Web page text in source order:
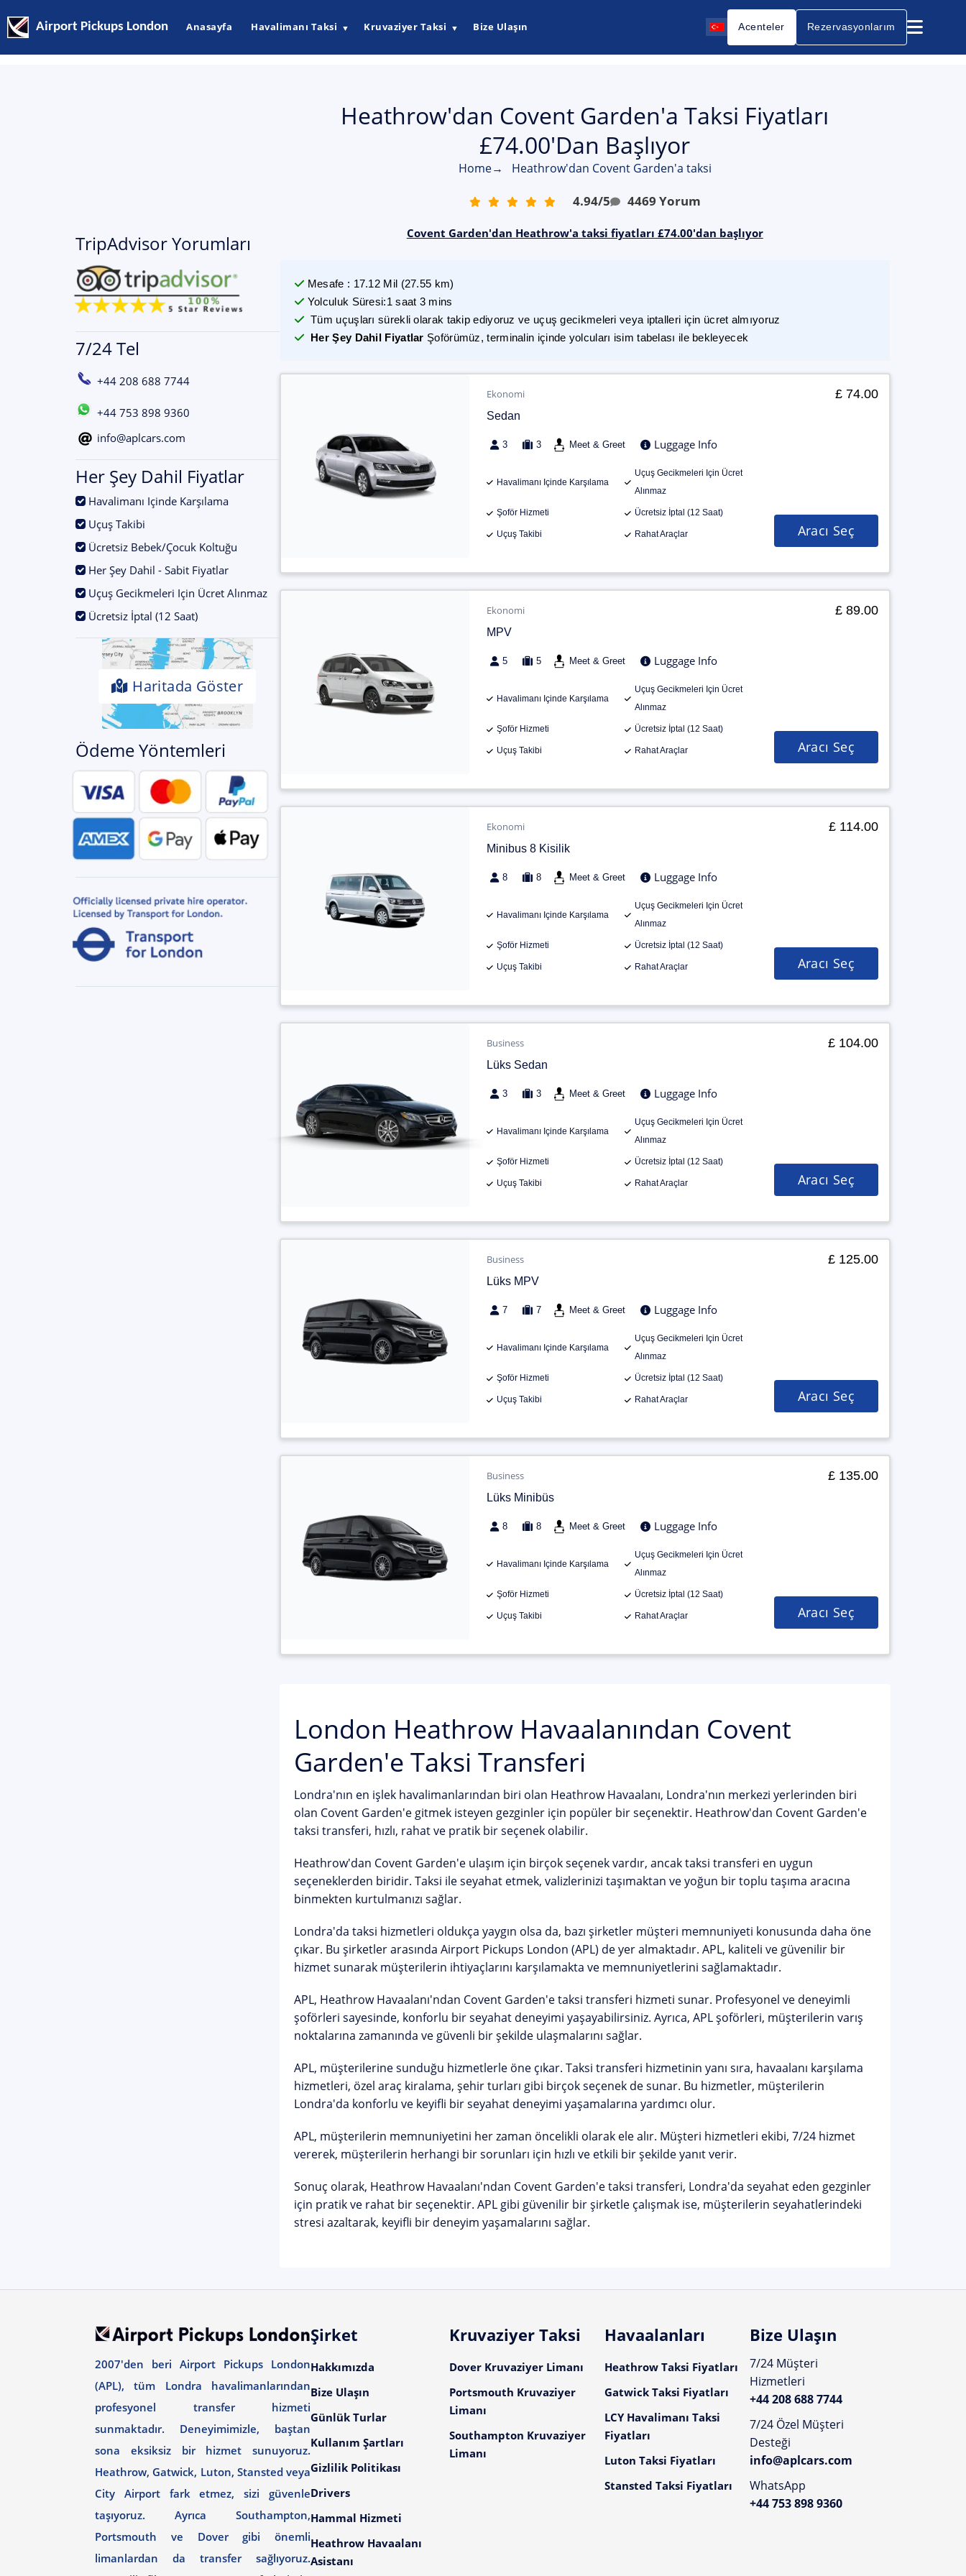
Airport Pickups London Anasayfa Havalimanı Taksi ▼ Kruvaziyer Taksi ▼ Bize Ulaşın Acenteler Rezervasyonlarım
TripAdvisor Yorumları
7/24 Tel
+44 208 688 7744
+44 753 898 9360
info@aplcars.com
Her Şey Dahil Fiyatlar
Havalimanı Içinde Karşılama
Uçuş Takibi
Ücretsiz Bebek/Çocuk Koltuğu
Her Şey Dahil - Sabit Fiyatlar
Uçuş Gecikmeleri Için Ücret Alınmaz
Ücretsiz İptal (12 Saat)
Haritada Göster
Ödeme Yöntemleri
Heathrow'dan Covent Garden'a Taksi Fiyatları
£74.00'dan Başlıyor
Home→ Heathrow'dan Covent Garden'a taksi
4.94/5 4469 Yorum
Covent Garden'dan Heathrow'a taksi fiyatları £74.00'dan başlıyor
Mesafe : 17.12 Mil (27.55 km)
Yolculuk Süresi:1 saat 3 mins
Tüm uçuşları sürekli olarak takip ediyoruz ve uçuş gecikmeleri veya iptalleri için ücret almıyoruz
Her Şey Dahil Fiyatlar Şoförümüz, terminalin içinde yolcuları isim tabelası ile bekleyecek
Ekonomi
Sedan
3 3 Meet & Greet Luggage Info
Havalimanı Içinde Karşılama
Uçuş Gecikmeleri Için Ücret
Alınmaz
Şoför Hizmeti Ücretsiz İptal (12 Saat)
Uçuş Takibi Rahat Araçlar
£ 74.00
Aracı Seç
Ekonomi
MPV
5 5 Meet & Greet Luggage Info
Havalimanı Içinde Karşılama
Uçuş Gecikmeleri Için Ücret
Alınmaz
Şoför Hizmeti Ücretsiz İptal (12 Saat)
Uçuş Takibi Rahat Araçlar
£ 89.00
Aracı Seç
Ekonomi
Minibus 8 Kisilik
8 8 Meet & Greet Luggage Info
Havalimanı Içinde Karşılama
Uçuş Gecikmeleri Için Ücret
Alınmaz
Şoför Hizmeti Ücretsiz İptal (12 Saat)
Uçuş Takibi Rahat Araçlar
£ 114.00
Aracı Seç
Business
Lüks Sedan
3 3 Meet & Greet Luggage Info
Havalimanı Içinde Karşılama
Uçuş Gecikmeleri Için Ücret
Alınmaz
Şoför Hizmeti Ücretsiz İptal (12 Saat)
Uçuş Takibi Rahat Araçlar
£ 104.00
Aracı Seç
Business
Lüks MPV
7 7 Meet & Greet Luggage Info
Havalimanı Içinde Karşılama
Uçuş Gecikmeleri Için Ücret
Alınmaz
Şoför Hizmeti Ücretsiz İptal (12 Saat)
Uçuş Takibi Rahat Araçlar
£ 125.00
Aracı Seç
Business
Lüks Minibüs
8 8 Meet & Greet Luggage Info
Havalimanı Içinde Karşılama
Uçuş Gecikmeleri Için Ücret
Alınmaz
Şoför Hizmeti Ücretsiz İptal (12 Saat)
Uçuş Takibi Rahat Araçlar
£ 135.00
Aracı Seç
London Heathrow Havaalanından Covent
Garden'e Taksi Transferi
Londra'nın en işlek havalimanlarından biri olan Heathrow Havaalanı, Londra'nın merkezi yerlerinden biri
olan Covent Garden'e gitmek isteyen gezginler için popüler bir seçenektir. Heathrow'dan Covent Garden'e
taksi transferi, hızlı, rahat ve pratik bir seçenek olabilir.
Heathrow'dan Covent Garden'e ulaşım için birçok seçenek vardır, ancak taksi transferi en uygun
seçeneklerden biridir. Taksi ile seyahat etmek, valizlerinizi taşımaktan ve yoğun bir toplu taşıma aracına
binmekten kurtulmanızı sağlar.
Londra'da taksi hizmetleri oldukça yaygın olsa da, bazı şirketler müşteri memnuniyeti konusunda daha öne
çıkar. Bu şirketler arasında Airport Pickups London (APL) de yer almaktadır. APL, kaliteli ve güvenilir bir
hizmet sunarak müşterilerin ihtiyaçlarını karşılamakta ve memnuniyetlerini sağlamaktadır.
APL, Heathrow Havaalanı'ndan Covent Garden'e taksi transferi hizmeti sunar. Profesyonel ve deneyimli
şoförleri sayesinde, konforlu bir seyahat deneyimi yaşayabilirsiniz. Ayrıca, APL şoförleri, müşterilerin varış
noktalarına zamanında ve güvenli bir şekilde ulaşmalarını sağlar.
APL, müşterilerine sunduğu hizmetlerle öne çıkar. Taksi transferi hizmetinin yanı sıra, havaalanı karşılama
hizmetleri, özel araç kiralama, şehir turları gibi birçok seçenek de sunar. Bu hizmetler, müşterilerin
Londra'da konforlu ve keyifli bir seyahat deneyimi yaşamalarına yardımcı olur.
APL, müşterilerin memnuniyetini her zaman öncelikli olarak ele alır. Müşteri hizmetleri ekibi, 7/24 hizmet
vererek, müşterilerin herhangi bir sorunları için hızlı ve etkili bir şekilde yanıt verir.
Sonuç olarak, Heathrow Havaalanı'ndan Covent Garden'e taksi transferi, Londra'da seyahat eden gezginler
için pratik ve rahat bir seçenektir. APL gibi güvenilir bir şirketle çalışmak ise, müşterilerin seyahatlerindeki
stresi azaltarak, keyifli bir deneyim yaşamalarını sağlar.
2007'den beri Airport Pickups London
(APL), tüm Londra havalimanlarından
profesyonel transfer hizmeti
sunmaktadır. Deneyimimizle, baştan
sona eksiksiz bir hizmet sunuyoruz.
Heathrow, Gatwick, Luton, Stansted veya
City Airport fark etmez, sizi güvenle
taşıyoruz. Ayrıca Southampton,
Portsmouth ve Dover gibi önemli
limanlardan da transfer sağlıyoruz.
Şirket
Hakkımızda
Bize Ulaşın
Günlük Turlar
Kullanım Şartları
Gizlilik Politikası
Drivers
Hammal Hizmeti
Heathrow Havaalanı
Asistanı
Kruvaziyer Taksi
Dover Kruvaziyer Limanı
Portsmouth Kruvaziyer
Limanı
Southampton Kruvaziyer
Limanı
Havaalanları
Heathrow Taksi Fiyatları
Gatwick Taksi Fiyatları
LCY Havalimanı Taksi
Fiyatları
Luton Taksi Fiyatları
Stansted Taksi Fiyatları
Bize Ulaşın
7/24 Müşteri
Hizmetleri
+44 208 688 7744
7/24 Özel Müşteri
Desteği
info@aplcars.com
WhatsApp
+44 753 898 9360